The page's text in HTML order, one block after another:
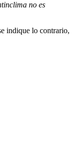
no es
indique lo contrario,